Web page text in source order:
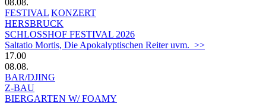
FESTIVAL KONZERT
HERSBRUCK
SCHLOSSHOF FESTIVAL 2026
Saltatio Mortis, Die Apokalyptischen Reiter uvm. >>
17.00
08.08.
BAR/DJING
Z-BAU
BIERGARTEN W/ FOAMY